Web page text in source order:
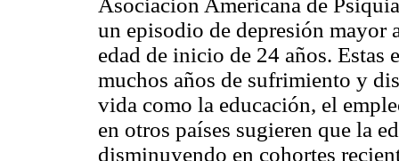
Asociación Americana de
un episodio de depresión mayor
edad de inicio de 24 años. Estas
muchos años de sufrimiento y
vida como la educación, el
en otros países sugieren que la
disminuyendo en cohortes